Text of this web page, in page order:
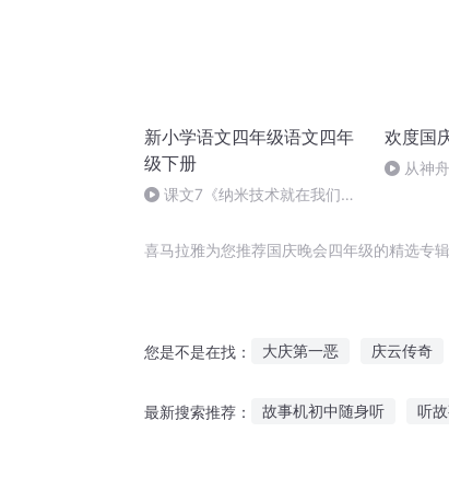
新小学语文四年级语文四年
级下册
课文7《纳米技术就在我们身
课文朗读课课听
欢度国
从神
喜马拉雅为您推荐国庆晚会四年级的精选专
您是不是在找： 大庆第一恶 庆云传奇
最新搜索推荐： 故事机初中随身听 听